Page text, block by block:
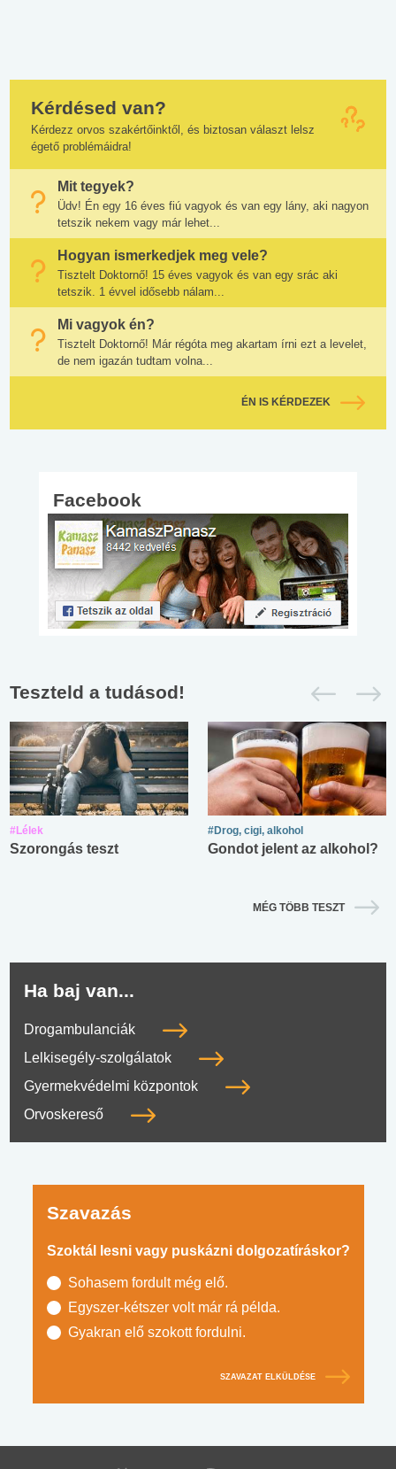
Kérdésed van?
Kérdezz orvos szakértőinktől, és biztosan választ lelsz
égető problémáidra!
Mit tegyek?
Üdv! Én egy 16 éves fiú vagyok és van egy lány, aki nagyon
tetszik nekem vagy már lehet...
Hogyan ismerkedjek meg vele?
Tisztelt Doktornő! 15 éves vagyok és van egy srác aki
tetszik. 1 évvel idősebb nálam...
Mi vagyok én?
Tisztelt Doktornő! Már régóta meg akartam írni ezt a levelet,
de nem igazán tudtam volna...
ÉN IS KÉRDEZEK
Facebook
Teszteld a tudásod!
#Lélek
Szorongás teszt
#Drog, cigi, alkohol
Gondot jelent az alkohol?
MÉG TÖBB TESZT
Ha baj van...
Drogambulanciák
Lelkisegély-szolgálatok
Gyermekvédelmi központok
Orvoskereső
Szavazás
Szoktál lesni vagy puskázni dolgozatíráskor?
Sohasem fordult még elő.
Egyszer-kétszer volt már rá példa.
Gyakran elő szokott fordulni.
SZAVAZAT ELKÜLDÉSE